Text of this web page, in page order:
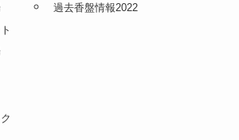
過去香盤情報2022